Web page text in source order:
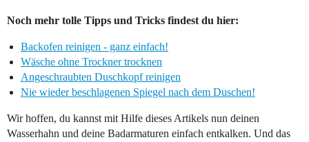
Noch mehr tolle Tipps und Tricks findest du hier:
Backofen reinigen - ganz einfach!
Wäsche ohne Trockner trocknen
Angeschraubten Duschkopf reinigen
Nie wieder beschlagenen Spiegel nach dem Duschen!
Wir hoffen, du kannst mit Hilfe dieses Artikels nun deinen
Wasserhahn und deine Badarmaturen einfach entkalken. Und das